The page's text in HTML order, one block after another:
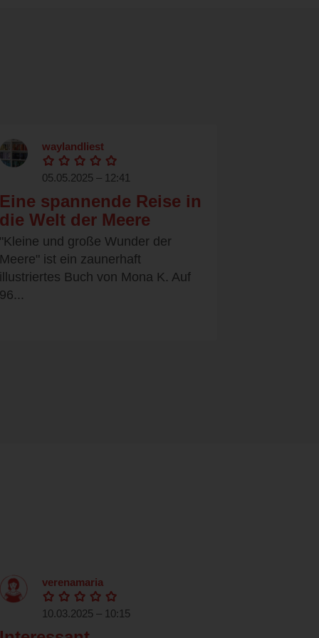
waylandliest
05.05.2025 – 12:41
Eine spannende Reise in
die Welt der Meere
"Kleine und große Wunder der
Meere" ist ein zaunerhaft
illustriertes Buch von Mona K. Auf
96...
verenamaria
10.03.2025 – 10:15